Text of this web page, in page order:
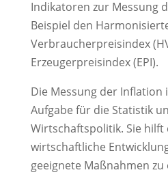
Indikatoren zur Messung
Beispiel den
Verbraucherpreisindex
Erzeugerpreisindex (EPI).
Die Messung der Inflation
Aufgabe für die Statistik
Wirtschaftspolitik. Sie hilft
wirtschaftliche
geeignete Maßnahmen zu